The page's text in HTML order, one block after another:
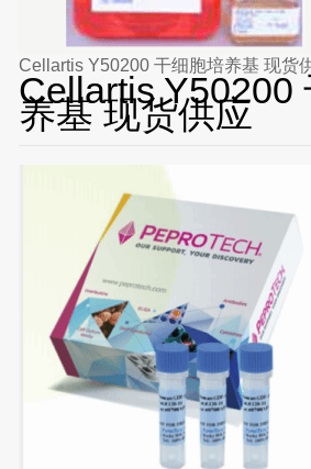
Cellartis Y50200 干细胞培养基 现货
Cellartis Y50200
养基 现货供应